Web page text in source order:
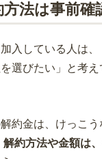
法は事前確
入している人は
選びたい」と考
約金は、けっこ
解約方法や金額は